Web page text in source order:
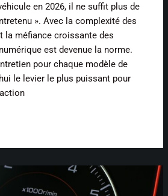
en 2026, il ne suffit plus de
». Avec la complexité des
la méfiance croissante des
est devenue la norme.
pour chaque modèle de
le levier le plus puissant pour